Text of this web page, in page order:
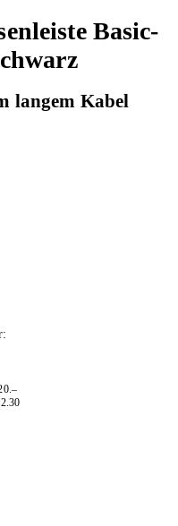
Basic-
langem Kabel